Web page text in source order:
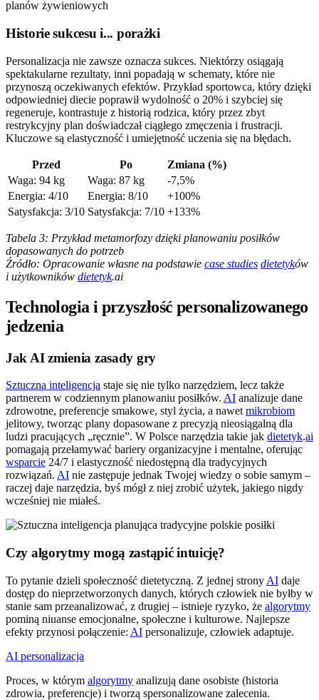
Historie sukcesu i... porażki
Personalizacja nie zawsze oznacza sukces. Niektórzy osiągają
spektakularne rezultaty, inni popadają w schematy, które nie
przynoszą oczekiwanych efektów. Przykład sportowca, który dzięki
odpowiedniej diecie poprawił wydolność o 20% i szybciej się
regeneruje, kontrastuje z historią rodzica, który przez zbyt
restrykcyjny plan doświadczał ciągłego zmęczenia i frustracji.
Kluczowe są elastyczność i umiejętność uczenia się na błędach.
Przed Po
Zmiana (%)
Waga: 94 kg
Waga: 87 kg
-7,5%
Energia: 4/10
Energia: 8/10
+100%
Satysfakcja: 3/10 Satysfakcja: 7/10 +133%
Tabela 3: Przykład metamorfozy dzięki planowaniu posiłków
dopasowanych do potrzeb
Źródło: Opracowanie własne na podstawie case studies dietetyków
i użytkowników dietetyk.ai
Technologia i przyszłość personalizowanego
jedzenia
Jak AI zmienia zasady gry
Sztuczna inteligencja staje się nie tylko narzędziem, lecz także
partnerem w codziennym planowaniu posiłków. AI analizuje dane
zdrowotne, preferencje smakowe, styl życia, a nawet mikrobiom
jelitowy, tworząc plany dopasowane z precyzją nieosiągalną dla
ludzi pracujących „ręcznie”. W Polsce narzędzia takie jak dietetyk.ai
pomagają przełamywać bariery organizacyjne i mentalne, oferując
wsparcie 24/7 i elastyczność niedostępną dla tradycyjnych
rozwiązań. AI nie zastępuje jednak Twojej wiedzy o sobie samym –
raczej daje narzędzia, byś mógł z niej zrobić użytek, jakiego nigdy
wcześniej nie miałeś.
Czy algorytmy mogą zastąpić intuicję?
To pytanie dzieli społeczność dietetyczną. Z jednej strony AI daje
dostęp do nieprzetworzonych danych, których człowiek nie byłby w
stanie sam przeanalizować, z drugiej – istnieje ryzyko, że algorytmy
pominą niuanse emocjonalne, społeczne i kulturowe. Najlepsze
efekty przynosi połączenie: AI personalizuje, człowiek adaptuje.
AI personalizacja
Proces, w którym algorytmy analizują dane osobiste (historia
zdrowia, preferencje) i tworzą spersonalizowane zalecenia.